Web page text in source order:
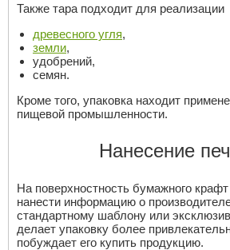
Также тара подходит для реализации
древесного угля,
земли,
удобрений,
семян.
Кроме того, упаковка находит
пищевой промышленности.
Нанесение
На поверхностность бумажного
нанести информацию о
стандартному шаблону или
делает упаковку более
побуждает его купить продукцию.